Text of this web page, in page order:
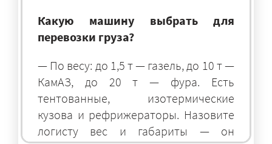
Какую машину выбрать для
перевозки груза?
— По весу: до 1,5 т — газель, до 10 т —
КамАЗ, до 20 т — фура. Есть
тентованные, изотермические
кузова и рефрижераторы. Назовите
логисту вес и габариты — он